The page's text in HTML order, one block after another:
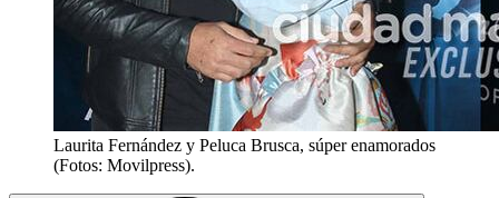
Laurita Fernández y Peluca Brusca, súper enamorados
(Fotos: Movilpress).